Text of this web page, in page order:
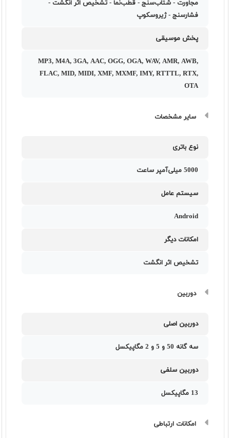
مجاورت - شتاب‌سنج - قطب‌نما - تشخیص اثر انگشت -
فشارسنج - ژیروسکوپ
پخش موسیقی
MP3, M4A, 3GA, AAC, OGG, OGA, WAV, AMR, AWB,
FLAC, MID, MIDI, XMF, MXMF, IMY, RTTTL, RTX,
OTA
سایر مشخصات
نوع باتری
5000 میلی‌آمپر ساعت
سیستم عامل
Android
امکانات دیگر
تشخیص اثر انگشت
دوربین
دوربین اصلی
سه گانه 50 و 5 و 2 مگاپیکسل
دوربین سلفی
13 مگاپیکسل
امکانات ارتباطی